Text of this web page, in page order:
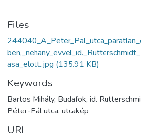
Files
asa_elott..jpg (135.91 KB)
Keywords
Bartos Mihály, Budafok, id.
Péter-Pál utca, utcakép
URI